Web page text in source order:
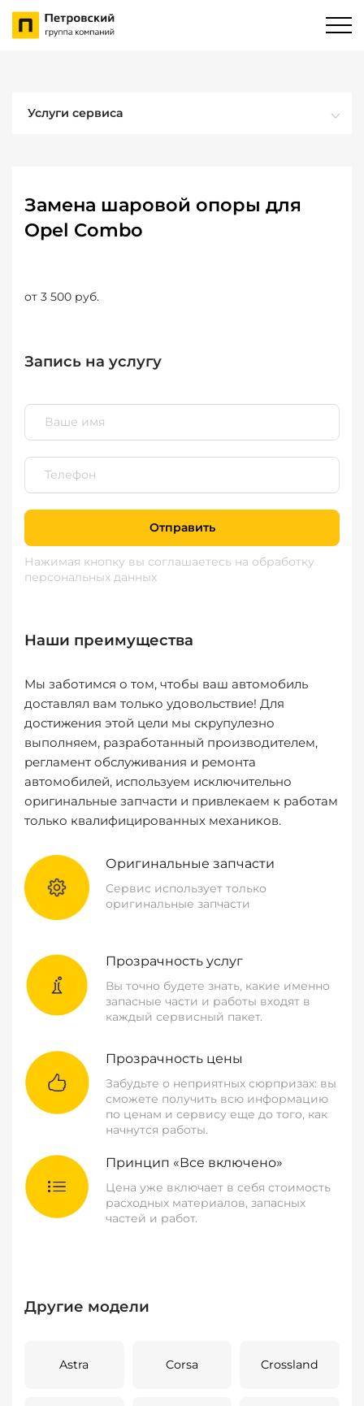
Услуги сервиса
Замена шаровой опоры для
Opel Combo
от 3 500 руб.
Запись на услугу
Отправить
Нажимая кнопку вы соглашаетесь на обработку
персональных данных
Наши преимущества
Мы заботимся о том, чтобы ваш автомобиль
доставлял вам только удовольствие! Для
достижения этой цели мы скрупулезно
выполняем, разработанный производителем,
регламент обслуживания и ремонта
автомобилей, используем исключительно
оригинальные запчасти и привлекаем к работам
только квалифицированных механиков.
Оригинальные запчасти
Сервис использует только
оригинальные запчасти
Прозрачность услуг
Вы точно будете знать, какие именно
запасные части и работы входят в
каждый сервисный пакет.
Прозрачность цены
Забудьте о неприятных сюрпризах: вы
сможете получить всю информацию
по ценам и сервису еще до того, как
начнутся работы.
Принцип «Все включено»
Цена уже включает в себя стоимость
расходных материалов, запасных
частей и работ.
Другие модели
Astra Corsa Crossland